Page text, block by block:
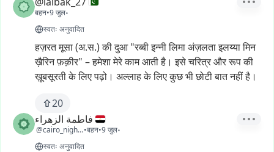
बहन•9 जुल॰
स्वतः अनुवादित
हज़रतमूसा(अ.स.)कीदुआ "रब्बीइन्नीलिमाअंज़लताइलय्यामिन
ख़ैरिनफ़क़ीर" –हमेशामेरेकामआतीहै। इसेचरित्रऔररूपकी
ख़ूबसूरतीकेलिएपढ़ो। अल्लाहकेलिएकुछभीछोटीबातनहींहै।
20
فاطمة الزهراء
@cairo_nights268
•बहन•9 जुल॰
स्वतः अनुवादित